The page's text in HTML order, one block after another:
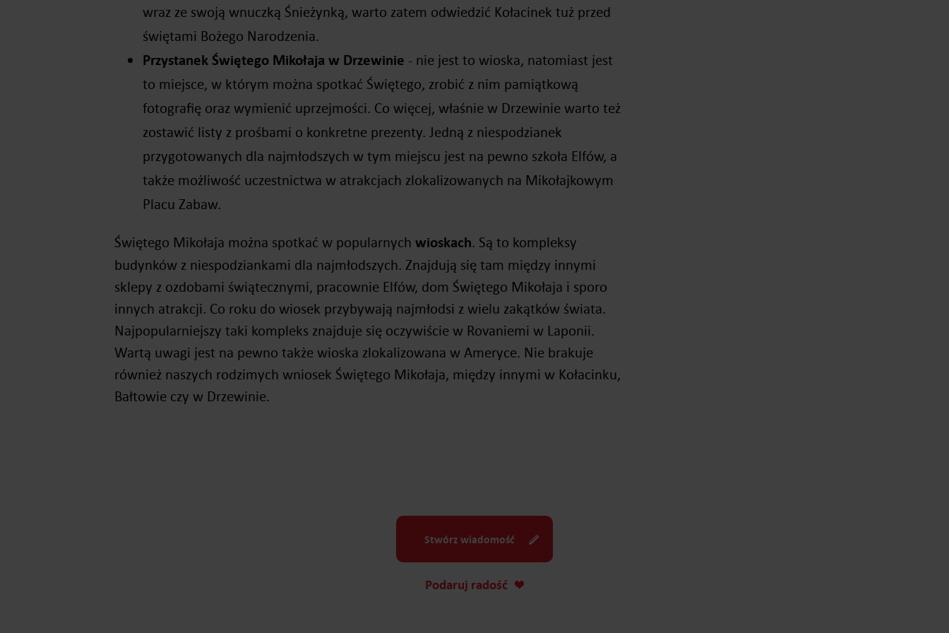
wraz ze swoją wnuczką Śnieżynką, warto zatem odwiedzić Kołacinek tuż przed
świętami Bożego Narodzenia.
Przystanek Świętego Mikołaja w Drzewinie - nie jest to wioska, natomiast jest
to miejsce, w którym można spotkać Świętego, zrobić z nim pamiątkową
fotografię oraz wymienić uprzejmości. Co więcej, właśnie w Drzewinie warto też
zostawić listy z prośbami o konkretne prezenty. Jedną z niespodzianek
przygotowanych dla najmłodszych w tym miejscu jest na pewno szkoła Elfów, a
także możliwość uczestnictwa w atrakcjach zlokalizowanych na Mikołajkowym
Placu Zabaw.
Świętego Mikołaja można spotkać w popularnych wioskach. Są to kompleksy
budynków z niespodziankami dla najmłodszych. Znajdują się tam między innymi
sklepy z ozdobami świątecznymi, pracownie Elfów, dom Świętego Mikołaja i sporo
innych atrakcji. Co roku do wiosek przybywają najmłodsi z wielu zakątków świata.
Najpopularniejszy taki kompleks znajduje się oczywiście w Rovaniemi w Laponii.
Wartą uwagi jest na pewno także wioska zlokalizowana w Ameryce. Nie brakuje
również naszych rodzimych wniosek Świętego Mikołaja, między innymi w Kołacinku,
Bałtowie czy w Drzewinie.
Stwórz wiadomość
Podaruj radość